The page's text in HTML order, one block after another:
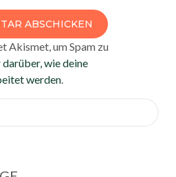
Akismet, um Spam zu
wie deine
werden.